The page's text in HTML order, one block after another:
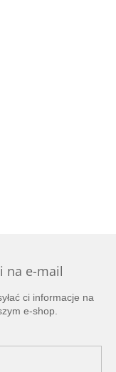
na e-mail
ci informacje na
e-shop.